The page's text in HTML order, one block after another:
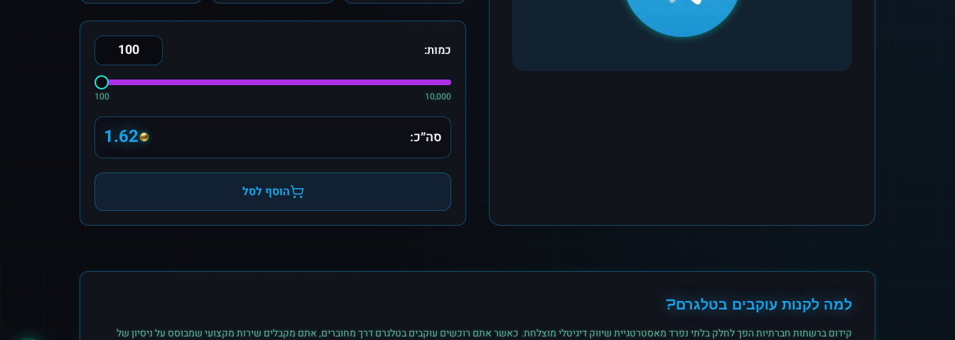
כמות:
100 10,000
סה״כ: 1.62
הוסף לסל
למה לקנות עוקבים בטלגרם?
קידום ברשתות חברתיות הפך לחלק בלתי נפרד מאסטרטגיית שיווק דיגיטלי מוצלחת. כאשר אתם רוכשים עוקביםבטלגרםדרך מחוברים, אתם מקבלים שירות מקצועי שמבוסס על ניסיון של